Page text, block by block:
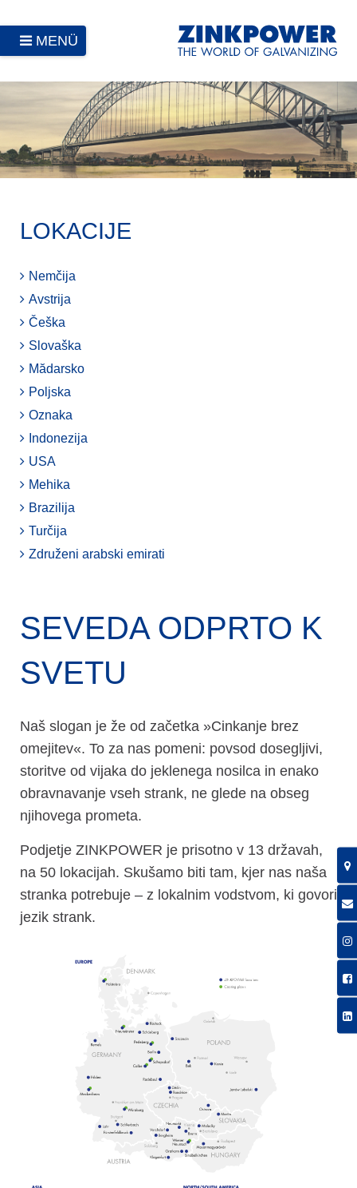
MENÜ
LOKACIJE
Nemčija
Avstrija
Češka
Slovaška
Mădarsko
Poljska
Oznaka
Indonezija
USA
Mehika
Brazilija
Turčija
Združeni arabski emirati
SEVEDA ODPRTO K
SVETU
Naš slogan je že od začetka »Cinkanje brez
omejitev«. To za nas pomeni: povsod dosegljivi,
storitve od vijaka do jeklenega nosilca in enako
obravnavanje vseh strank, ne glede na obseg
njihovega prometa.
Podjetje ZINKPOWER je prisotno v 13 državah,
na 50 lokacijah. Skušamo biti tam, kjer nas naša
stranka potrebuje – z lokalnim vodstvom, ki govori
jezik strank.